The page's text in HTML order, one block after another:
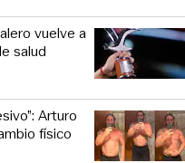
vuelve a
salud
Arturo
físico